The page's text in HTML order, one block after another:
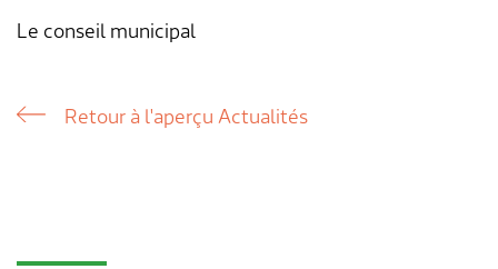
Le conseil municipal
Retour à l'aperçu Actualités